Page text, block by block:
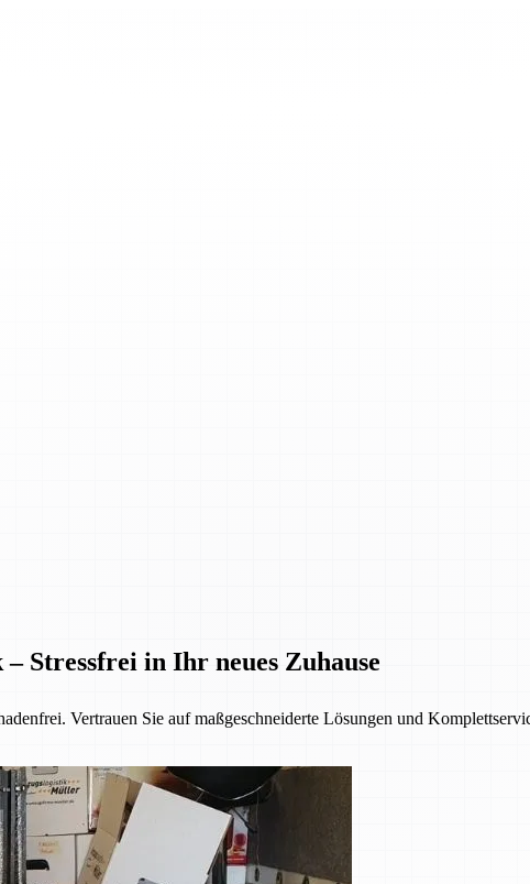
Stressfrei in Ihr neues Zuhause
Vertrauen Sie auf maßgeschneiderte Lösungen und